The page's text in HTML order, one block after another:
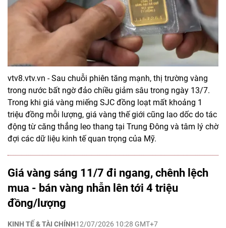
vtv8.vtv.vn - Sau chuỗi phiên tăng mạnh, thị trường vàng
trong nước bất ngờ đảo chiều giảm sâu trong ngày 13/7.
Trong khi giá vàng miếng SJC đồng loạt mất khoảng 1
triệu đồng mỗi lượng, giá vàng thế giới cũng lao dốc do tác
động từ căng thẳng leo thang tại Trung Đông và tâm lý chờ
đợi các dữ liệu kinh tế quan trọng của Mỹ.
Giá vàng sáng 11/7 đi ngang, chênh lệch
mua - bán vàng nhẫn lên tới 4 triệu
đồng/lượng
KINH TẾ & TÀI CHÍNH12/07/2026 10:28 GMT+7